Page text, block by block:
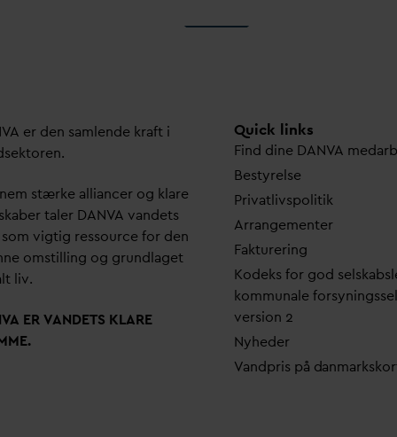
VA er den samlende kraft i
stærke alliancer og klare
taler DANVA vandets
som vigtig ressource for den
omstilling og grundlaget
liv.
VA ERVANDETS KLARE
Quick links
Find dine DANVA med
Bestyrelse
Privatlivspolitik
Arrangementer
Fakturering
Kodeks for god
kommunale
version 2
Nyheder
Vandpris på d